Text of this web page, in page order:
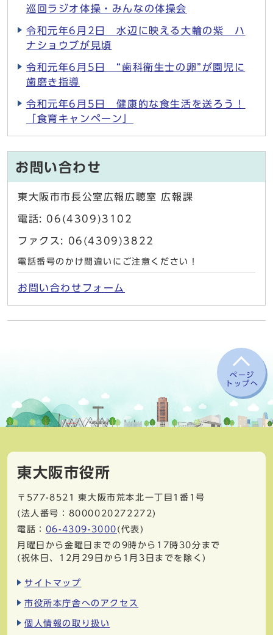
巡回ラジオ体操・みんなの体操会
令和元年6月2日 水辺に映える大輪の紫 ハ
ナショウブが見頃
令和元年6月5日 “歯科衛生士の卵”が園児に
歯磨き指導
令和元年6月5日 健康的な食生活を送ろう！
「食育キャンペーン」
お問い合わせ
東大阪市市長公室広報広聴室 広報課
電話: 06(4309)3102
ファクス: 06(4309)3822
電話番号のかけ間違いにご注意ください！
お問い合わせフォーム
ページ
トップへ
東大阪市役所
〒577-8521
東大阪市荒本北一丁目1番1号
(法人番号：8000020272272)
電話： 06-4309-3000 (代表)
月曜日から金曜日までの9時から17時30分まで
(祝休日、12月29日から1月3日までを除く)
サイトマップ
市役所本庁舎へのアクセス
個人情報の取り扱い